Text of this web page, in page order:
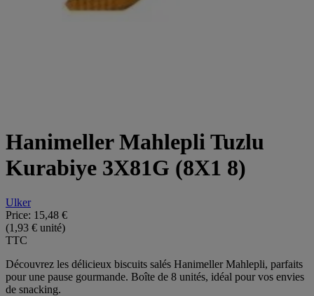
Hanimeller Mahlepli Tuzlu
Kurabiye 3X81G (8X1 8)
Ulker
Price: 15,48 €
(1,93 € unité)
TTC
Découvrez les délicieux biscuits salés Hanimeller Mahlepli, parfaits
pour une pause gourmande. Boîte de 8 unités, idéal pour vos envies
de snacking.